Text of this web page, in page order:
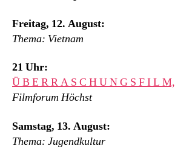
Freitag, 12. August:
Thema: Vietnam
21 Uhr:
Ü B E R R A S C H U N G S F I L
Filmforum Höchst
Samstag, 13. August:
Thema: Jugendkultur